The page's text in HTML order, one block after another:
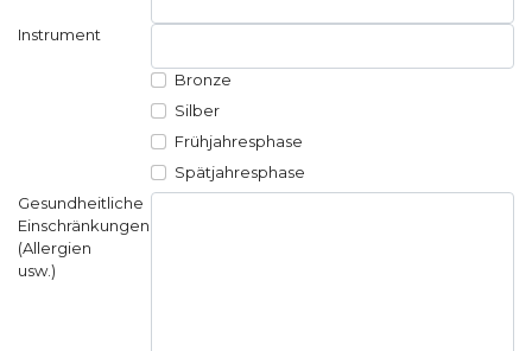
Instrument
Bronze
Silber
Frühjahresphase
Spätjahresphase
Gesundheitliche
Einschränkungen
(Allergien
usw.)